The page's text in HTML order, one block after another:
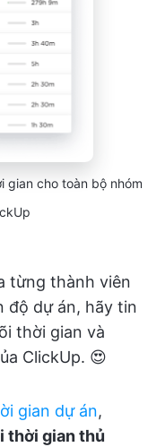
gian cho toàn bộ nhóm
từng thành viên
độ dự án, hãy tin
thời gian và
ClickUp. 😍
gian dự án,
thời gian thủ